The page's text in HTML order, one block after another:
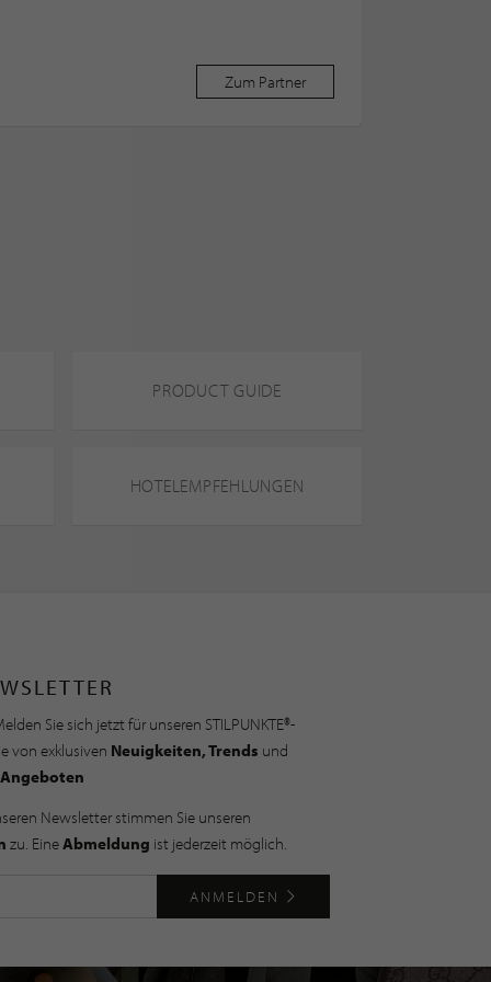
Zum Partner
PRODUCT GUIDE
HOTELEMPFEHLUNGEN
Sie sich jetzt für unseren STILPUNKTE®-
von exklusiven Neuigkeiten, Trends und
Angeboten
Newsletter stimmen Sie unseren
zu. EineAbmeldung ist jederzeit möglich.
ANMELDEN